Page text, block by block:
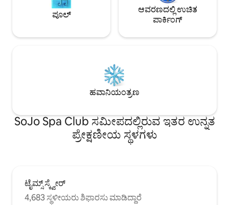
ಪೂಲ್
ಆವರಣದಲ್ಲಿ ಉಚಿತ
ಪಾರ್ಕಿಂಗ್
ಹವಾನಿಯಂತ್ರಣ
SoJo Spa Club ಸಮೀಪದಲ್ಲಿರುವ ಇತರ ಉನ್ನತ
ಪ್ರೇಕ್ಷಣೀಯ ಸ್ಥಳಗಳು
ಟೈಮ್ಸ್ ಸ್ಕ್ವೇರ್
4,683 ಸ್ಥಳೀಯರು ಶಿಫಾರಸು ಮಾಡಿದ್ದಾರೆ